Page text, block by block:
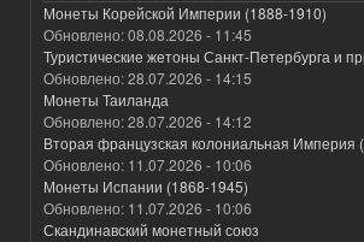
Монеты Корейской Империи (1888-1910)
Обновлено:08.08.2026 - 11:45
Туристические жетоны Санкт-Петербурга и
Обновлено:28.07.2026 - 14:15
Монеты Таиланда
Обновлено:28.07.2026 - 14:12
Вторая французская колониальная Империя
Обновлено: 11.07.2026 - 10:06
Монеты Испании (1868-1945)
Обновлено: 11.07.2026 - 10:06
Скандинавский монетный союз